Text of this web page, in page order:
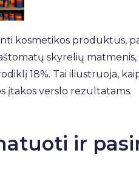
kosmetikos produktus,
skyrelių matmenis,
18%. Tai iliustruoja,
įtakos verslo rezultatams.
ir